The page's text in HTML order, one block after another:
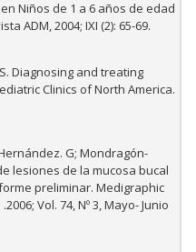
Niños de 1 a 6 años de edad
ADM, 2004; IXI (2): 65-69.
Diagnosing and treating
Clinics of North America.
G; Mondragón-
lesiones de la mucosa bucal
preliminar. Medigraphic
Vol. 74, Nº 3, Mayo- Junio